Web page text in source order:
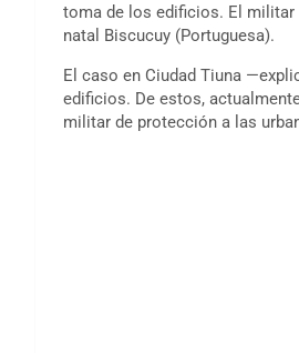
toma de los edificios. El militar
natal Biscucuy (Portuguesa).
El caso en Ciudad Tiuna
edificios. De estos,
militar de protección a las